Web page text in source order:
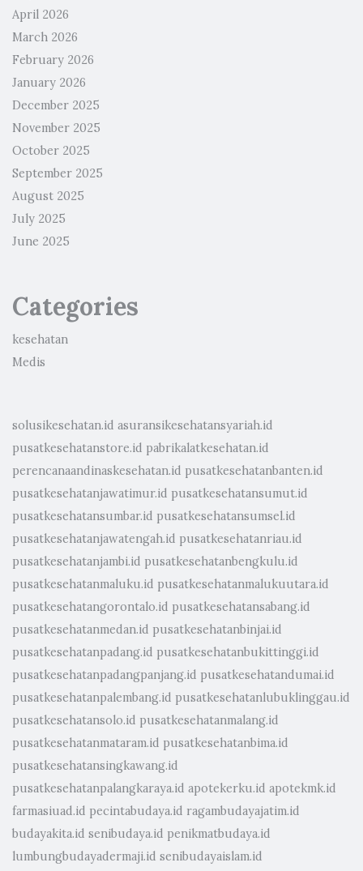
April 2026
March 2026
February 2026
January 2026
December 2025
November 2025
October 2025
September 2025
August 2025
July 2025
June 2025
Categories
kesehatan
Medis
solusikesehatan.id asuransikesehatansyariah.id
pusatkesehatanstore.id pabrikalatkesehatan.id
perencanaandinaskesehatan.id pusatkesehatanbanten.id
pusatkesehatanjawatimur.id pusatkesehatansumut.id
pusatkesehatansumbar.id pusatkesehatansumsel.id
pusatkesehatanjawatengah.id pusatkesehatanriau.id
pusatkesehatanjambi.id pusatkesehatanbengkulu.id
pusatkesehatanmaluku.id pusatkesehatanmalukuutara.id
pusatkesehatangorontalo.id pusatkesehatansabang.id
pusatkesehatanmedan.id pusatkesehatanbinjai.id
pusatkesehatanpadang.id pusatkesehatanbukittinggi.id
pusatkesehatanpadangpanjang.id pusatkesehatandumai.id
pusatkesehatanpalembang.id pusatkesehatanlubuklinggau.id
pusatkesehatansolo.id pusatkesehatanmalang.id
pusatkesehatanmataram.id pusatkesehatanbima.id
pusatkesehatansingkawang.id
pusatkesehatanpalangkaraya.id apotekerku.id apotekmk.id
farmasiuad.id pecintabudaya.id ragambudayajatim.id
budayakita.id senibudaya.id penikmatbudaya.id
lumbungbudayadermaji.id senibudayaislam.id